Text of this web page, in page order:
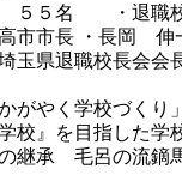
５５名 ・退
長 ・長岡 伸一
会会長 ・眞
校づく
した学校づ
流鏑馬まつ